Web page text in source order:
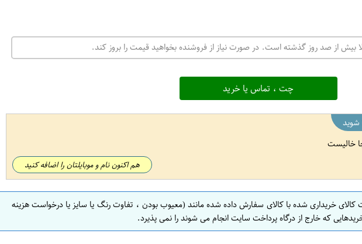
بیش از صد روز گذشته است. در صورت نیاز از فروشنده بخواهید قیمت را بروز کند.
چت ، تماس یا خرید
شوید
خالیست
هم اکنون نام و موبایلتان را اضافه کنید
خریداری شده با کالای سفارش داده شده مانند (معیوب بودن ، تفاوت رنگ یا سایز یا درخواست هزینه
که خارج از درگاه پرداخت سایت انجام می شوند را نمی پذیرد.